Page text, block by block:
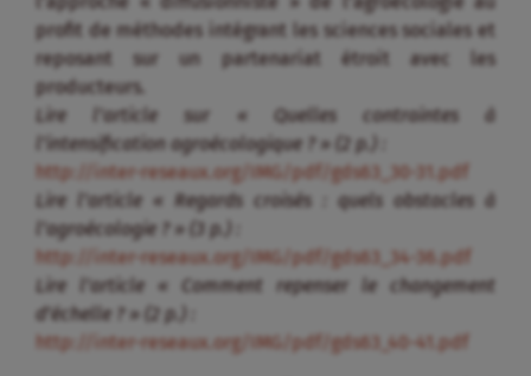
profit de méthodes intégrant les sciences sociales et
reposant sur un partenariat étroit avec les
producteurs.
Lire l’article sur « Quelles contraintes à
l’intensification agroécologique ? » (2 p.) :
http://inter-reseaux.org/IMG/pdf/gds63_30-31.pdf
Lire l’article « Regards croisés : quels obstacles à
l’agroécologie ? » (3 p.) :
http://inter-reseaux.org/IMG/pdf/gds63_34-36.pdf
Lire l’article « Comment repenser le changement
d’échelle ? » (2 p.) :
http://inter-reseaux.org/IMG/pdf/gds63_40-41.pdf